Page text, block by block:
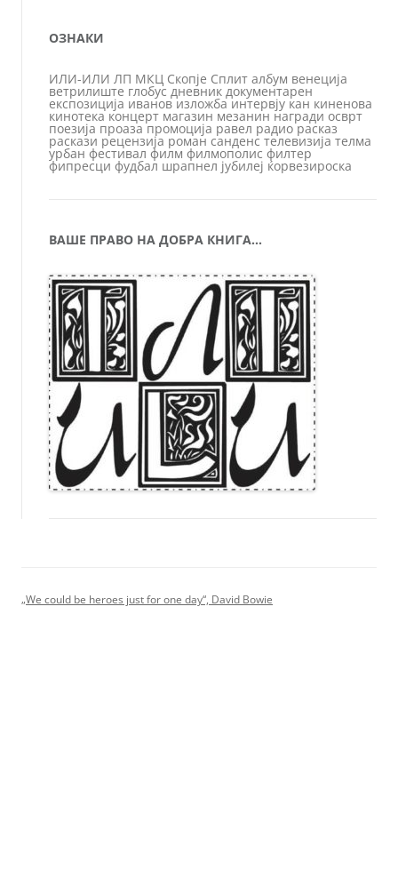
ОЗНАКИ
ИЛИ-ИЛИ ЛП МКЦ Скопје Сплит албум венеција
ветрилиште глобус дневник документарен
експозиција иванов изложба интервју кан киненова
кинотека концерт магазин мезанин награди осврт
поезија проаза промоција равел радио расказ
раскази рецензија роман санденс телевизија телма
урбан фестивал филм филмополис филтер
фипресци фудбал шрапнел јубилеј ќорвезироска
ВАШЕ ПРАВО НА ДОБРА КНИГА…
„We could be heroes just for one day“, David Bowie